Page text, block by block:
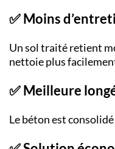
✅ Moins
Un sol traité retient
nettoie plus
✅ Meilleure
Le béton est